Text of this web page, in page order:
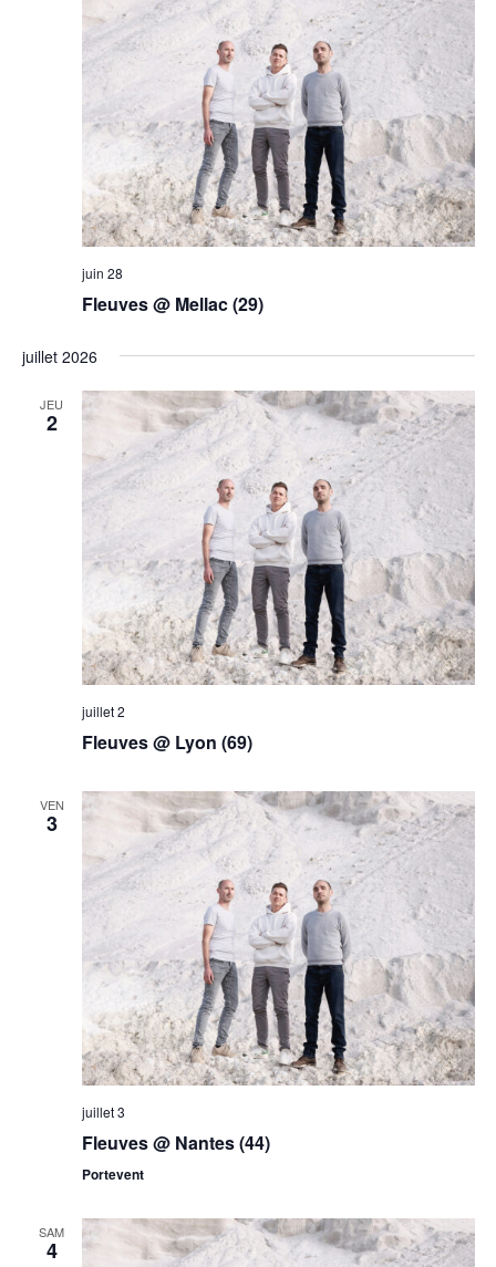
juin 28
Fleuves @ Mellac (29)
juillet 2026
JEU
2
juillet 2
Fleuves @ Lyon (69)
VEN
3
juillet 3
Fleuves @ Nantes (44)
Portevent
SAM
4